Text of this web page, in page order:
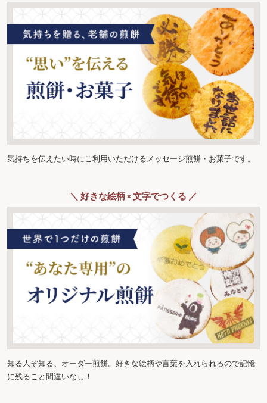
気持ちを伝えたい時にご利用いただけるメッセージ煎餅・お菓子です。
＼ 好きな絵柄 × 文字でつくる ／
知る人ぞ知る、オーダー煎餅。好きな絵柄や言葉を入れられるので記憶
に残ること間違いなし！